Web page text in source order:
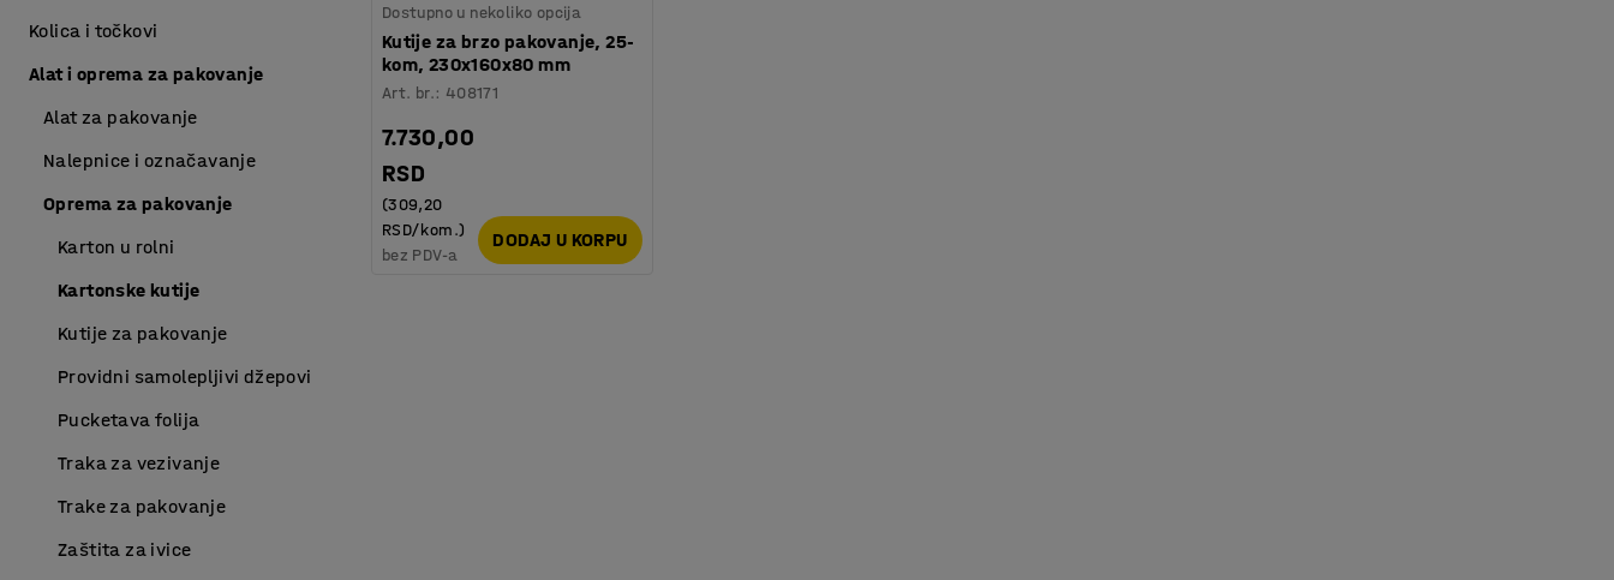
Dostupno u nekoliko opcija
Kutije za brzo pakovanje, 25-
kom, 230x160x80 mm
Art. br.: 408171
7.730,00
RSD
(309,20
RSD/kom.)
bez PDV-a
DODAJ U KORPU
Kolica i točkovi
Alat i oprema za pakovanje
Alat za pakovanje
Nalepnice i označavanje
Oprema za pakovanje
Karton u rolni
Kartonske kutije
Kutije za pakovanje
Providni samolepljivi džepovi
Pucketava folija
Traka za vezivanje
Trake za pakovanje
Zaštita za ivice